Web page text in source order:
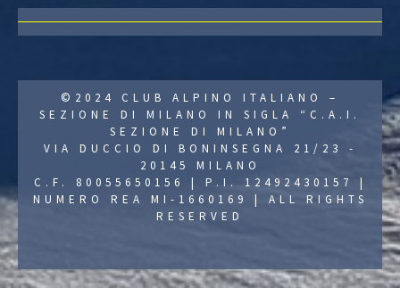
©2024 CLUB ALPINO ITALIANO –
SEZIONE DI MILANO IN SIGLA “C.A.I.
SEZIONE DI MILANO”
VIA DUCCIO DI BONINSEGNA 21/23 -
20145 MILANO
C.F. 80055650156 | P.I. 12492430157 |
NUMERO REA MI-1660169 | ALL RIGHTS
RESERVED